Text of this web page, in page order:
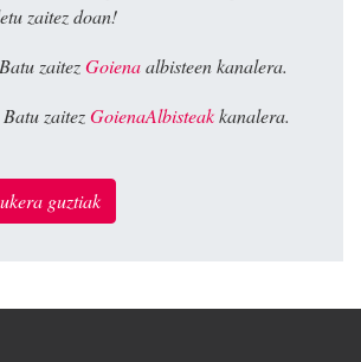
zaitez doan!
Batu zaitezGoienaalbisteen kanalera.
Batu zaitezGoienaAlbisteakkanalera.
guztiak